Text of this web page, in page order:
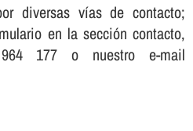
diversas ví­as de contacto;
en la sección contacto,
177 o nuestro e-mail